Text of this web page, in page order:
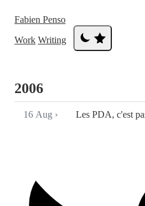
Fabien Penso
Work Writing
2006
16 Aug › Les PDA, c'est